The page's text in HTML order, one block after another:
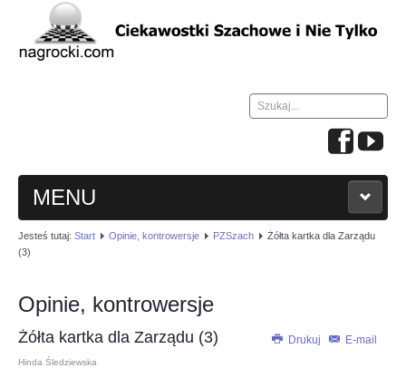
Szukaj...
MENU
HOME
WIADOMOŚCI
NAUKA GRY W SZACHY
Jesteś tutaj: Start Opinie, kontrowersje PZSzach
Żółta kartka dla Zarządu
(3)
Opinie, kontrowersje
Drukuj E-mail
Żółta kartka dla Zarządu (3)
Hinda Śledziewska